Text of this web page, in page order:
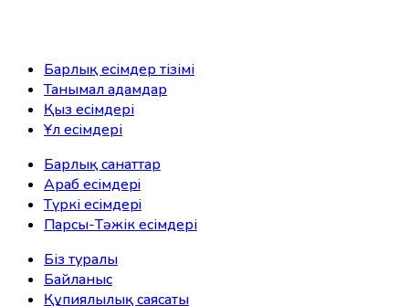
Барлық есімдер тізімі
Танымал адамдар
Қыз есімдері
Ұл есімдері
Барлық санаттар
Араб есімдерi
Түркі есімдерi
Парсы-Тәжік есімдері
Біз туралы
Байланыс
Құпиялылық саясаты